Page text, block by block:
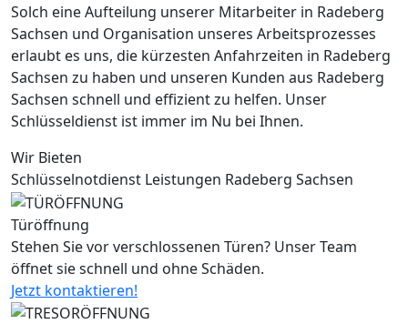
Solch eine Aufteilung unserer Mitarbeiter in Radeberg
Sachsen und Organisation unseres Arbeitsprozesses
erlaubt es uns, die kürzesten Anfahrzeiten in Radeberg
Sachsen zu haben und unseren Kunden aus Radeberg
Sachsen schnell und effizient zu helfen. Unser
Schlüsseldienst ist immer im Nu bei Ihnen.
Wir Bieten
Schlüsselnotdienst Leistungen Radeberg Sachsen
Türöffnung
Stehen Sie vor verschlossenen Türen? Unser Team
öffnet sie schnell und ohne Schäden.
Jetzt kontaktieren!